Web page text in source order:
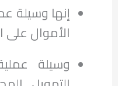
إنها وسيلة
الأموال على
وسيلة